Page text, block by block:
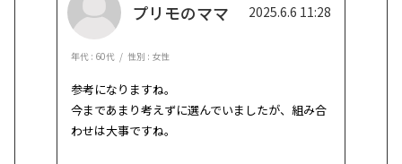
プリモのママ
年代 : 60代 性別 : 女性
参考になりますね。
今まであまり考えずに選んでいましたが、組み合
わせは大事ですね。
2025.6.6 11:28